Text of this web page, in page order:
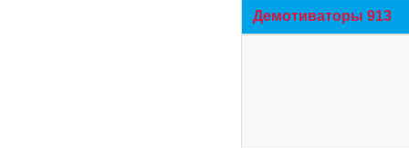
Демотиваторы 913